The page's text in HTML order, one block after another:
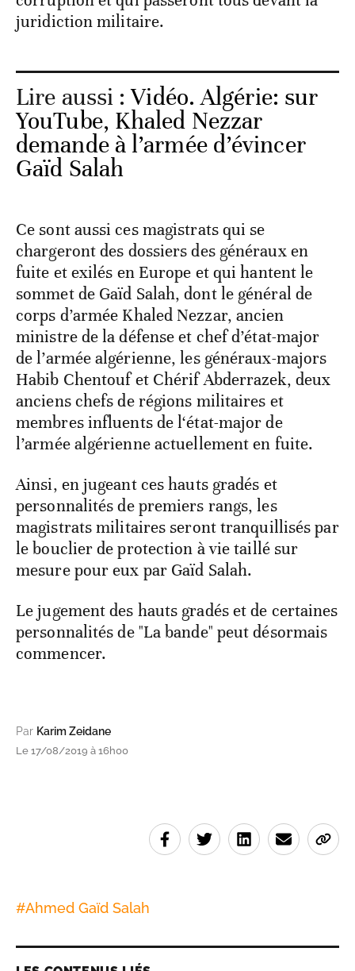
juridiction militaire.
Lire aussi :Vidéo. Algérie: sur
YouTube, Khaled Nezzar
demande à l’armée d’évincer
Gaïd Salah
Ce sont aussi ces magistrats qui se
chargeront des dossiers des généraux en
fuite et exilés en Europe et qui hantent le
sommet de Gaïd Salah, dont le général de
corps d’armée Khaled Nezzar, ancien
ministre de la défense et chef d’état-major
de l’armée algérienne, les généraux-majors
Habib Chentouf et Chérif Abderrazek, deux
anciens chefs de régions militaires et
membres influents de l‘état-major de
l’armée algérienne actuellement en fuite.
Ainsi, en jugeant ces hauts gradés et
personnalités de premiers rangs, les
magistrats militaires seront tranquillisés par
le bouclier de protection à vie taillé sur
mesure pour eux par Gaïd Salah.
Le jugement des hauts gradés et de certaines
personnalités de "La bande" peut désormais
commencer.
Par Karim Zeidane
Le 17/08/2019 à 16h00
#Ahmed Gaïd Salah